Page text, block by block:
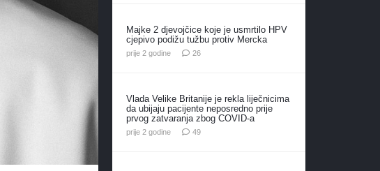
Majke 2 djevojčice koje je usmrtilo HPV
cjepivo podižu tužbu protiv Mercka
prije 2 godine 26komentara
Vlada Velike Britanije je rekla liječnicima
da ubijaju pacijente neposredno prije
prvog zatvaranja zbog COVID-a
prije 2 godine 49komentara